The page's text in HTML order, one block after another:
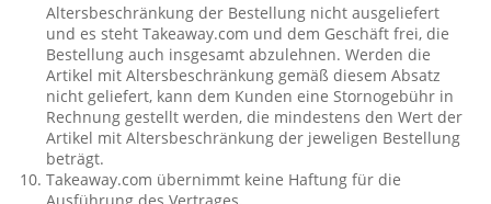
Altersbeschränkung der Bestellung nicht ausgeliefert
und es steht Takeaway.com und dem Geschäft frei, die
Bestellung auch insgesamt abzulehnen. Werden die
Artikel mit Altersbeschränkung gemäß diesem Absatz
nicht geliefert, kann dem Kunden eine Stornogebühr in
Rechnung gestellt werden, die mindestens den Wert der
Artikel mit Altersbeschränkung der jeweligen Bestellung
beträgt.
Takeaway.com übernimmt keine Haftung für die